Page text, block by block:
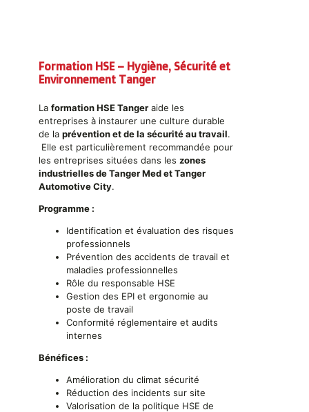
Formation HSE – Hygiène, Sécurité et
Environnement Tanger
La formation HSE Tangeraide les
entreprises à instaurer une culture durable
de la prévention et de la sécurité au travail.
Elle est particulièrement recommandée pour
les entreprises situées dans les zones
industrielles de Tanger Med et Tanger
Automotive City.
Programme :
Identification et évaluation des risques
professionnels
Prévention des accidents de travail et
maladies professionnelles
Rôle du responsable HSE
Gestion des EPI et ergonomie au
poste de travail
Conformité réglementaire et audits
internes
Bénéfices :
Amélioration du climat sécurité
Réduction des incidents sur site
Valorisation de la politique HSE de